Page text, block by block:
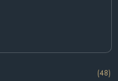
(48)